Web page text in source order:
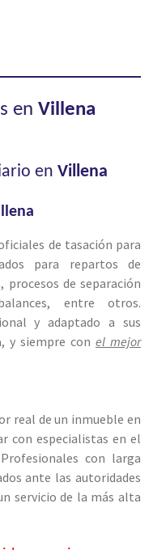
en Villena
en Villena
de tasación para
para repartos de
procesos de separación
entre otros.
y adaptado a sus
, y siempre con el mejor
real de un inmueble en
con especialistas en el
con larga
ante las autoridades
servicio de la más alta